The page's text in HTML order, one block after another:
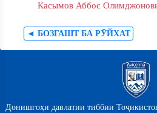
Касымов Аббос
◄ БОЗГАШТ БА РӮЙХАТ
Донишгоҳи давлатии тиббии